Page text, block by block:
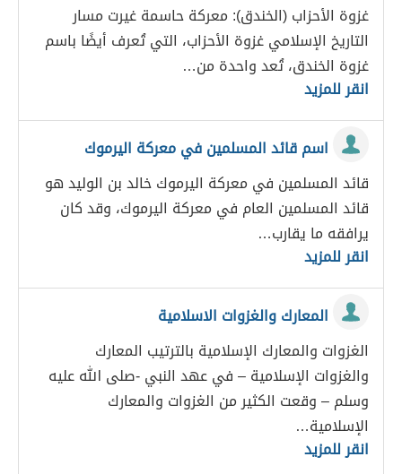
غزوة الأحزاب (الخندق): معركة حاسمة غيرت مسار
التاريخ الإسلامي غزوة الأحزاب، التي تُعرف أيضًا باسم
غزوة الخندق، تُعد واحدة من…
انقر للمزيد
اسم قائد المسلمين في معركة اليرموك
قائد المسلمين في معركة اليرموك خالد بن الوليد هو
قائد المسلمين العام في معركة اليرموك، وقد كان
يرافقه ما يقارب…
انقر للمزيد
المعارك والغزوات الاسلامية
الغزوات والمعارك الإسلامية بالترتيب المعارك
والغزوات الإسلامية – في عهد النبي -صلى الله عليه
وسلم – وقعت الكثير من الغزوات والمعارك
الإسلامية…
انقر للمزيد